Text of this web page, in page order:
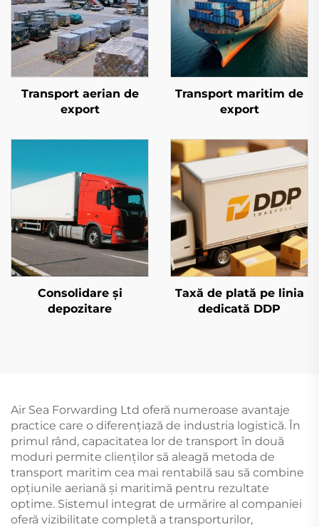
Transport aerian de
export
Transport maritim de
export
Consolidare și
depozitare
Taxă de plată pe linia
dedicată DDP
Air Sea Forwarding Ltd oferă numeroase avantaje
practice care o diferențiază de industria logistică. În
primul rând, capacitatea lor de transport în două
moduri permite clienților să aleagă metoda de
transport maritim cea mai rentabilă sau să combine
opțiunile aeriană și maritimă pentru rezultate
optime. Sistemul integrat de urmărire al companiei
oferă vizibilitate completă a transporturilor,